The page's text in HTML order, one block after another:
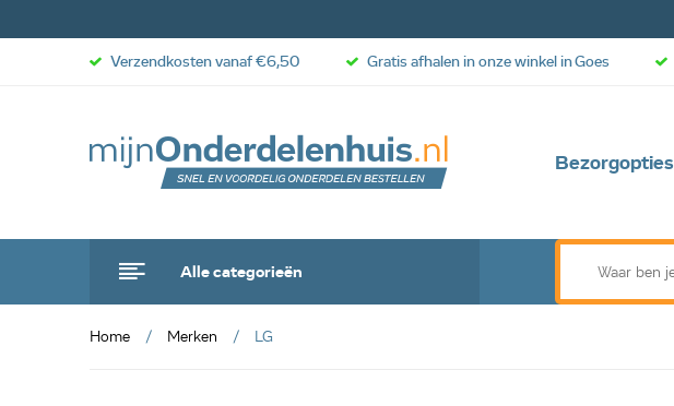
Bezorgopties
Alle categorieën
Verzendkosten vanaf €6,50 Gratis afhalen in onze winkel in Goes
Home Merken LG